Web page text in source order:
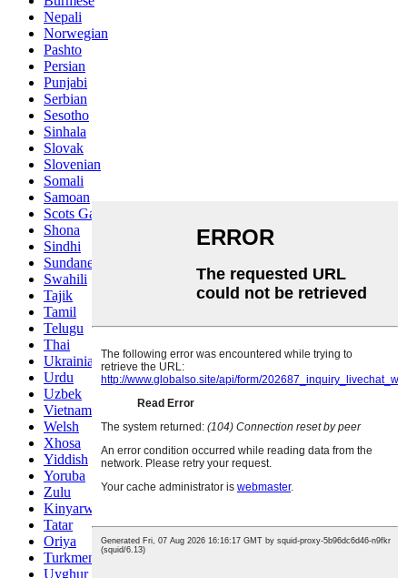
Nepali
Norwegian
Pashto
Persian
Punjabi
Serbian
Sesotho
Sinhala
Slovak
Slovenian
Somali
Samoan
Scots Gaelic
Shona
Sindhi
Sundanese
Swahili
Tajik
Tamil
Telugu
Thai
Ukrainian
Urdu
Uzbek
Vietnamese
Welsh
Xhosa
Yiddish
Yoruba
Zulu
Kinyarwanda
Tatar
Oriya
Turkmen
Uyghur